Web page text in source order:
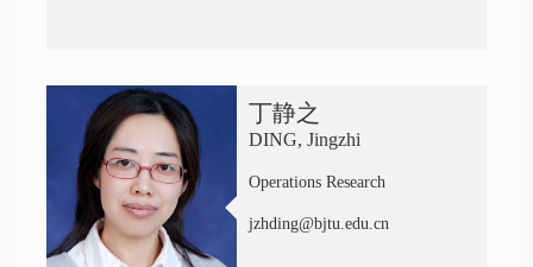
丁静之
DING, Jingzhi
Operations Research
jzhding@bjtu.edu.cn